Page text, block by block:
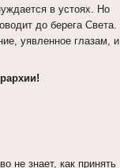
в устоях. Но
до берега Света.
уявленное глазам, и
не знает, как принять